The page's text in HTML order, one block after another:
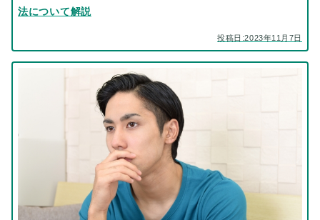
法について解説
投稿日:2023年11月7日